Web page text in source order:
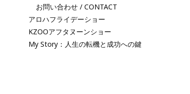
お問い合わせ / CONTACT
アロハフライデーショー
KZOOアフタヌーンショー
My Story：人生の転機と成功への鍵